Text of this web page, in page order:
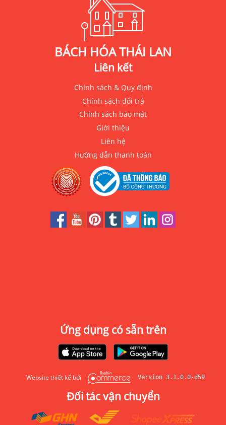
BÁCH HÓA THÁI LAN
Liên kết
Chính sách & Quy định
Chính sách đổi trả
Chính sách bảo mật
Giới thiệu
Liên hệ
Hướng dẫn thanh toán
Ứng dụng có sẵn trên
Website thiết kế bởi Version 3.1.0.0-d59
Đối tác vận chuyển